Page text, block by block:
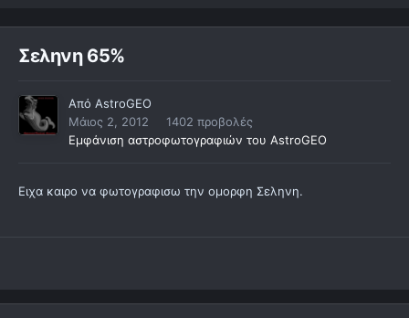
Σεληνη 65%
Από AstroGEO
Μάιος 2, 2012
1402 προβολές
Εμφάνιση αστροφωτογραφιών του AstroGEO
Ειχα καιρο να φωτογραφισω την ομορφη Σεληνη.